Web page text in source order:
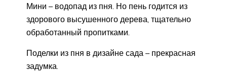
Мини – водопад из пня. Но пень годится из
здорового высушенного дерева, тщательно
обработанный пропитками.
Поделки из пня в дизайне сада – прекрасная
задумка.